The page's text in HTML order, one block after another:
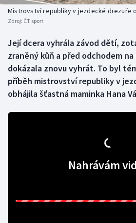
Boby a skeleton
Box
Curling
Dostihy
Florbal
Házená
AZ kvíz
Mistrovství republiky v jezdecké drezuře
Zdroj: ČT sport
Její dcera vyhrála závod dětí,
zraněný kůň a před odchodem
dokázala znovu vyhrát. To byl
příběh mistrovství republiky v
obhájila šťastná maminka Hana
Nahrávám